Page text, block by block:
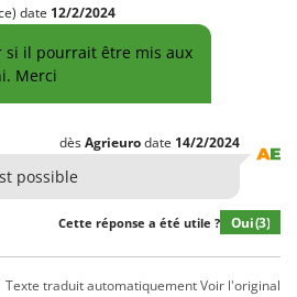
date 12/2/2024
si il pourrait être mis aux
Merci
dèsAgrieurodate 14/2/2024
possible
Cette réponse a été utile ? Oui(3)
Texte traduit automatiquementVoir l'original